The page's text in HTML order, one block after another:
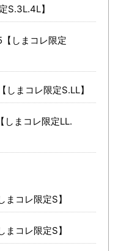
S.3L.4L】
しまコレ限定
しまコレ限定S.LL】
しまコレ限定LL.
コレ限定S】
コレ限定S】